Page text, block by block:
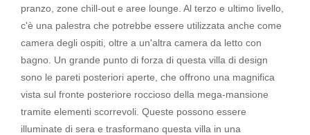
pranzo, zone chill-out e aree lounge. Al terzo e ultimo livello,
c'è una palestra che potrebbe essere utilizzata anche come
camera degli ospiti, oltre a un'altra camera da letto con
bagno. Un grande punto di forza di questa villa di design
sono le pareti posteriori aperte, che offrono una magnifica
vista sul fronte posteriore roccioso della mega-mansione
tramite elementi scorrevoli. Queste possono essere
illuminate di sera e trasformano questa villa in una